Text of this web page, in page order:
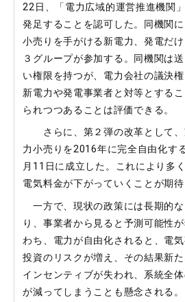
22日、「電力広域的運営推進機関
発足することを認可した。同機関に
小売りを手がける新電力、発電だ
３グループが参加する。同機関は
い権限を持つが、電力会社の議決権
新電力や発電事業者と対等とする
られつつあることは評価できる。
さらに、第２弾の改革として、
力小売りを2016年に完全自由化す
月11日に成立した。これにより多
電気料金が下がっていくことが期待
一方で、現状の政策には長期的
り、事業者から見ると予測可能性
わち、電力が自由化されると、電
投資のリスクが増え、その結果新
インセンティブが失われ、系統全体
が減ってしまうことも懸念される